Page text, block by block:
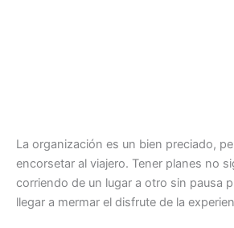
La organización es un bien preciado,
encorsetar al viajero. Tener planes no
corriendo de un lugar a otro sin pausa
llegar a mermar el disfrute de la